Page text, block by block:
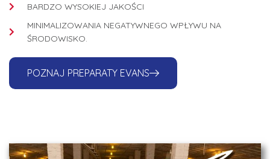
BARDZO WYSOKIEJ JAKOŚCI
MINIMALIZOWANIA NEGATYWNEGO WPŁYWU NA
ŚRODOWISKO.
POZNAJ PREPARATY EVANS